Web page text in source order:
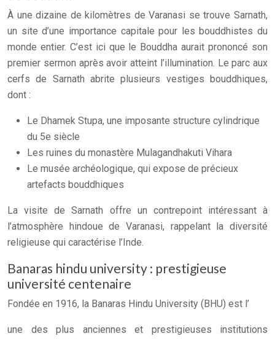
À une dizaine de kilomètres de Varanasi se trouve Sarnath,
un site d’une importance capitale pour les bouddhistes du
monde entier. C’est ici que le Bouddha aurait prononcé son
premier sermon après avoir atteint l’illumination. Le parc aux
cerfs de Sarnath abrite plusieurs vestiges bouddhiques,
dont :
Le Dhamek Stupa, une imposante structure cylindrique
du 5e siècle
Les ruines du monastère Mulagandhakuti Vihara
Le musée archéologique, qui expose de précieux
artefacts bouddhiques
La visite de Sarnath offre un contrepoint intéressant à
l’atmosphère hindoue de Varanasi, rappelant la diversité
religieuse qui caractérise l’Inde.
Banaras hindu university : prestigieuse
université centenaire
Fondée en 1916, la Banaras Hindu University (BHU) est l’
une des plus anciennes et prestigieuses institutions